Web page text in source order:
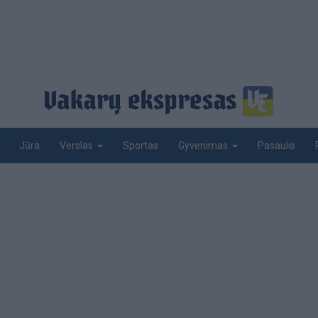
Jūra Verslas Sportas Gyvenimas Pasaulis